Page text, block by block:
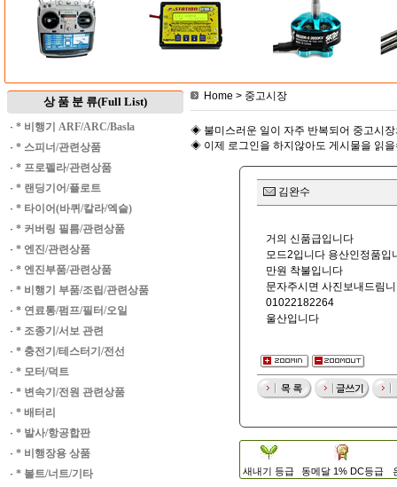
상 품 분 류(Full List)
· * 비행기 ARF/ARC/Basla
· * 스피너/관련상품
· * 프로펠라/관련상품
· * 랜딩기어/플로트
· * 타이어(바퀴/칼라/엑슬)
· * 커버링 필름/관련상품
· * 엔진/관련상품
· * 엔진부품/관련상품
· * 비행기 부품/조립/관련상품
· * 연료통/펌프/필터/오일
· * 조종기/서보 관련
· * 충전기/테스터기/전선
· * 모터/덕트
· * 변속기/전원 관련상품
· * 배터리
· * 발사/항공합판
· * 비행장용 상품
· * 볼트/너트/기타
Home > 중고시장
◈ 불미스러운 일이 자주 반복되어 중고시
◈ 이제 로그인을 하지않아도 게시물을 읽
김완수
거의 신품급입니다
모드2입니다 용산인정품입
만원 착불입니다
문자주시면 사진보내드림
01022182264
울산입니다
새내기 등급 동메달 1% DC등급